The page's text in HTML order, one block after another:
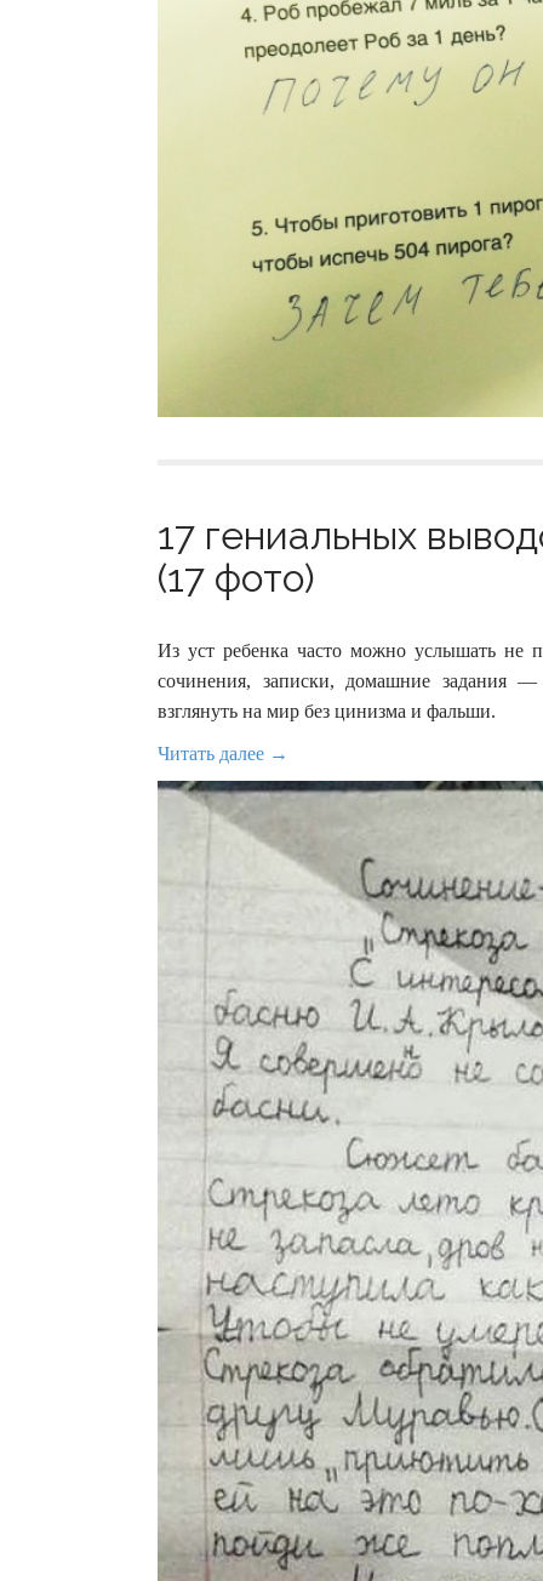
17 гениальных
(17 фото)
Из уст ребенка часто можно услышать не
сочинения, записки, домашние задания —
взглянуть на мир без цинизма и фальши.
Читать далее →